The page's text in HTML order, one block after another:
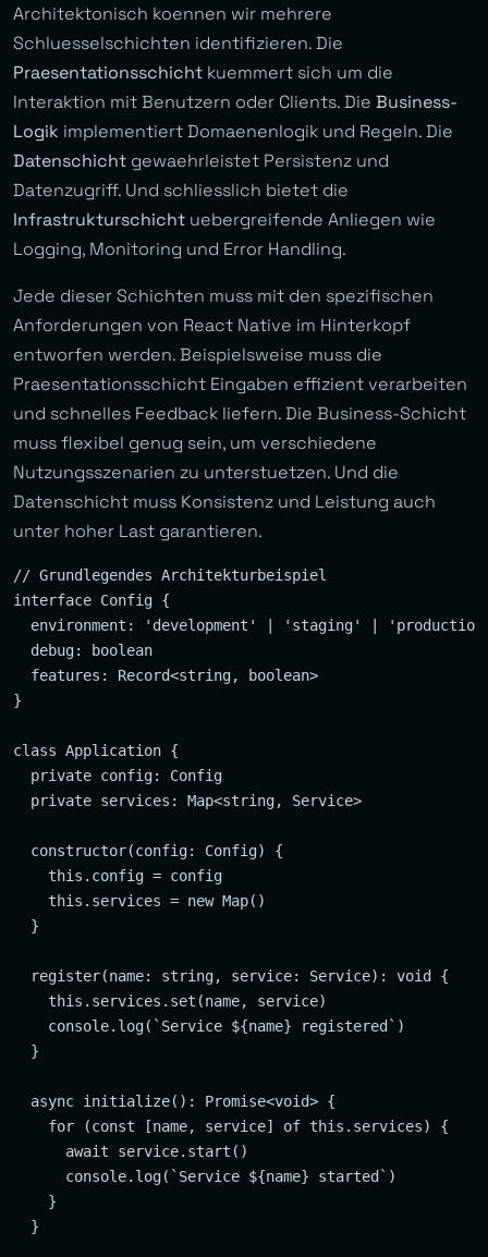
Architektonisch koennen wir mehrere
Schluesselschichten identifizieren. Die
Praesentationsschicht kuemmert sich um die
Interaktion mit Benutzern oder Clients. Die Business-
Logik implementiert Domaenenlogik und Regeln. Die
Datenschicht gewaehrleistet Persistenz und
Datenzugriff. Und schliesslich bietet die
Infrastrukturschicht uebergreifende Anliegen wie
Logging, Monitoring und Error Handling.
Jede dieser Schichten muss mit den spezifischen
Anforderungen von React Native im Hinterkopf
entworfen werden. Beispielsweise muss die
Praesentationsschicht Eingaben effizient verarbeiten
und schnelles Feedback liefern. Die Business-Schicht
muss flexibel genug sein, um verschiedene
Nutzungsszenarien zu unterstuetzen. Und die
Datenschicht muss Konsistenz und Leistung auch
unter hoher Last garantieren.
// Grundlegendes Architekturbeispiel
interface Config {
environment: 'development' | 'staging' |
  debug: boolean
  features: Record<string, boolean>
}
class Application {
  private config: Config
  private services: Map<string, Service>
  constructor(config: Config) {
    this.config = config
    this.services = new Map()
  }
  register(name: string, service: Service): void {
    this.services.set(name, service)
    console.log(`Service ${name} registered`)
  }
  async initialize(): Promise<void> {
    for (const [name, service] of this.services) {
      await service.start()
      console.log(`Service ${name} started`)
    }
  }